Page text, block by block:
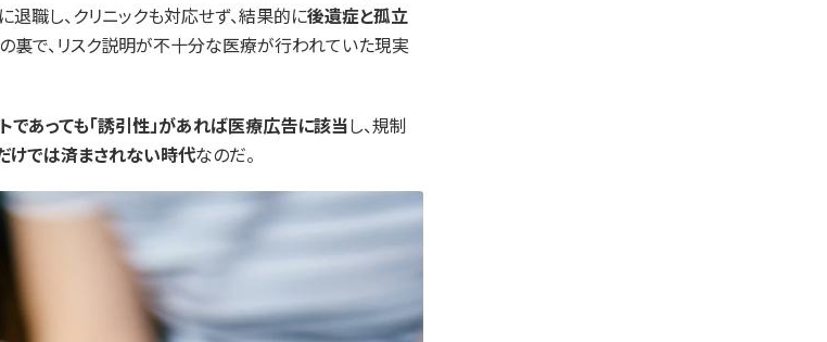
退職し、クリニックも対応せず、結果的に後遺症と孤立
裏で、リスク説明が不十分な医療が行われていた現実
であっても「誘引性」があれば医療広告に該当し、規制
けでは済まされない時代なのだ。